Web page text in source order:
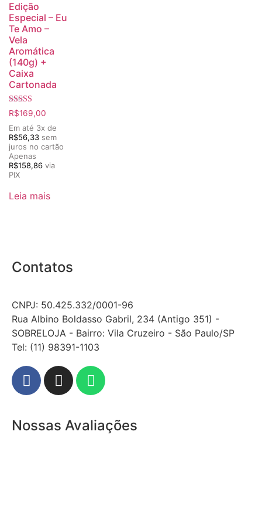
Edição
Especial – Eu
Te Amo –
Vela
Aromática
(140g) +
Caixa
Cartonada
Avaliação
5.00
de 5
R$169,00
Em até 3x de
R$56,33 sem
juros no cartão
Apenas
R$158,86 via
PIX
Leia mais
Contatos
CNPJ: 50.425.332/0001-96
Rua Albino Boldasso Gabril, 234 (Antigo 351) -
SOBRELOJA - Bairro: Vila Cruzeiro - São Paulo/SP
​​​​​​​​​​​​​​​​​​​​Tel: (11) 98391-1103
Nossas Avaliações